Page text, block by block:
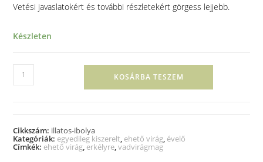
Vetési javaslatokért és további részletekért görgess lejjebb.
Készleten
KOSÁRBA TESZEM
Cikkszám: illatos-ibolya
Kategóriák: egyedileg kiszerelt, ehető virág, évelő
Címkék: ehető virág,erkélyre,vadvirágmag